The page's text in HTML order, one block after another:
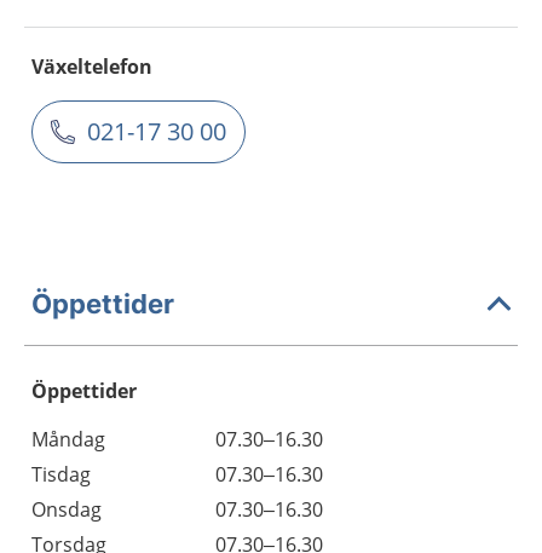
Växeltelefon
021-17 30 00
Öppettider
Öppettider
Dag
Öppettider
Kommentarer
Måndag
07.30–16.30
Tisdag
07.30–16.30
Onsdag
07.30–16.30
Torsdag
07.30–16.30